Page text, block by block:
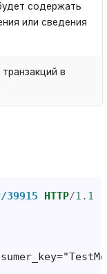
содержать
или сведения
в
HTTP/1.1